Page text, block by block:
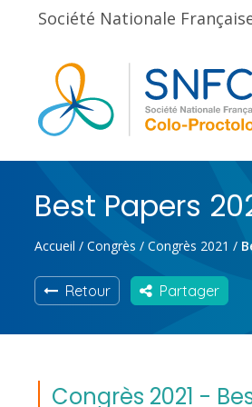
Société Nationale
Best Papers
Accueil / Congrès / Congrès 2021 /
Retour Partager
Congrès 2021 -